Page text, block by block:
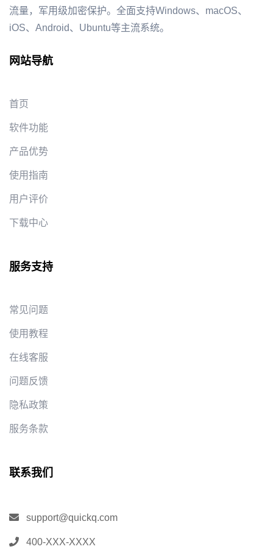
流量，军用级加密保护。全面支持Windows、macOS、
iOS、Android、Ubuntu等主流系统。
网站导航
首页
软件功能
产品优势
使用指南
用户评价
下载中心
服务支持
常见问题
使用教程
在线客服
问题反馈
隐私政策
服务条款
联系我们
support@quickq.com
400-XXX-XXXX